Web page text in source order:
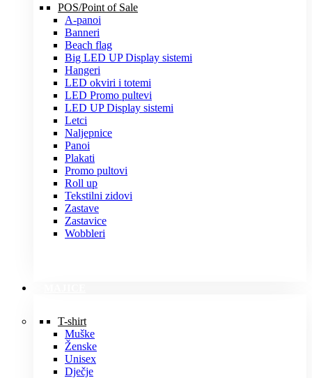
POS/Point of Sale
A-panoi
Banneri
Beach flag
Big LED UP Display sistemi
Hangeri
LED okviri i totemi
LED Promo pultevi
LED UP Display sistemi
Letci
Naljepnice
Panoi
Plakati
Promo pultovi
Roll up
Tekstilni zidovi
Zastave
Zastavice
Wobbleri
T-shirt
Muške
Ženske
Unisex
Dječje